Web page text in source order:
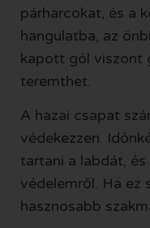
párharcokat, és a
hangulatba, az
kapott gól viszont
teremthet.
A hazai csapat
védekezzen.
tartani a labdát,
védelemről. Ha ez
hasznosabb